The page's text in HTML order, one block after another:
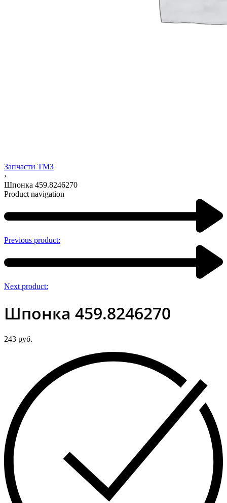
Запчасти ТМЗ
›
Шпонка 459.8246270
Product navigation
Previous product:
Next product:
Шпонка 459.8246270
243 руб.